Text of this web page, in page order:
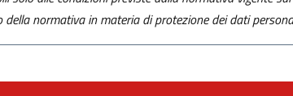
normativa in materia di protezione dei dati